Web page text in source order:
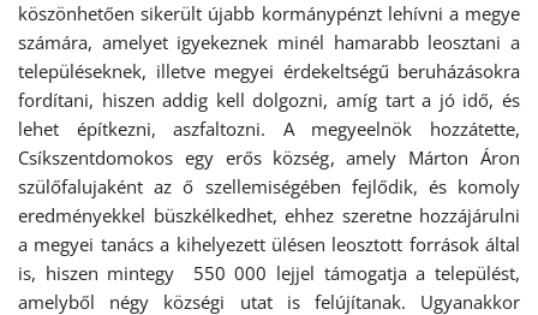
köszönhetően sikerült újabb kormánypénzt lehívni a megye
számára, amelyet igyekeznek minél hamarabb leosztani a
településeknek, illetve megyei érdekeltségű beruházásokra
fordítani, hiszen addig kell dolgozni, amíg tart a jó idő, és
lehet építkezni, aszfaltozni. A megyeelnök hozzátette,
Csíkszentdomokos egy erős község, amely Márton Áron
szülőfalujaként az ő szellemiségében fejlődik, és komoly
eredményekkel büszkélkedhet, ehhez szeretne hozzájárulni
a megyei tanács a kihelyezett ülésen leosztott források által
is, hiszen mintegy 550 000 lejjel támogatja a települést,
amelyből négy községi utat is felújítanak. Ugyanakkor